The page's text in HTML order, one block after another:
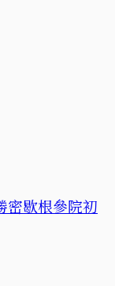
密歇根參院初